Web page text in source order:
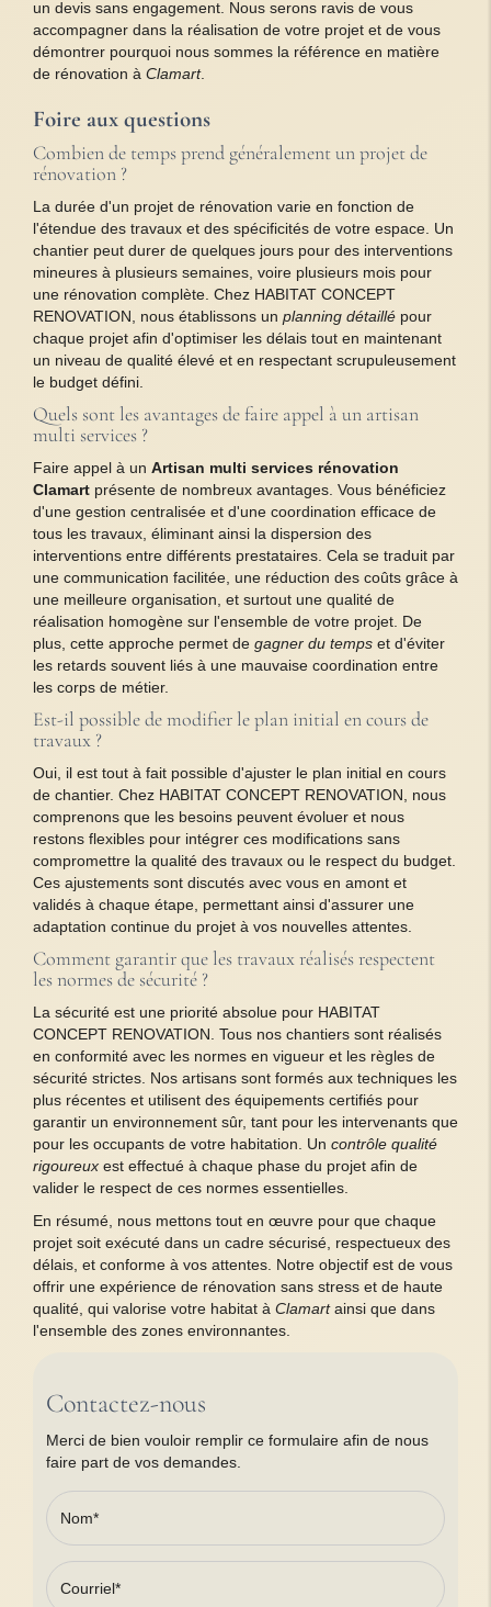
un devis sans engagement. Nous serons ravis de vous
accompagner dans la réalisation de votre projet et de vous
démontrer pourquoi nous sommes la référence en matière
de rénovation à Clamart.
Foire aux questions
Combien de temps prend généralement un projet de
rénovation ?
La durée d'un projet de rénovation varie en fonction de
l'étendue des travaux et des spécificités de votre espace. Un
chantier peut durer de quelques jours pour des interventions
mineures à plusieurs semaines, voire plusieurs mois pour
une rénovation complète. Chez HABITAT CONCEPT
RENOVATION, nous établissons un planning détaillé pour
chaque projet afin d'optimiser les délais tout en maintenant
un niveau de qualité élevé et en respectant scrupuleusement
le budget défini.
Quels sont les avantages de faire appel à un artisan
multi services ?
Faire appel à un Artisan multi services rénovation
Clamart présente de nombreux avantages. Vous bénéficiez
d'une gestion centralisée et d'une coordination efficace de
tous les travaux, éliminant ainsi la dispersion des
interventions entre différents prestataires. Cela se traduit par
une communication facilitée, une réduction des coûts grâce à
une meilleure organisation, et surtout une qualité de
réalisation homogène sur l'ensemble de votre projet. De
plus, cette approche permet de gagner du temps et d'éviter
les retards souvent liés à une mauvaise coordination entre
les corps de métier.
Est-il possible de modifier le plan initial en cours de
travaux ?
Oui, il est tout à fait possible d'ajuster le plan initial en cours
de chantier. Chez HABITAT CONCEPT RENOVATION, nous
comprenons que les besoins peuvent évoluer et nous
restons flexibles pour intégrer ces modifications sans
compromettre la qualité des travaux ou le respect du budget.
Ces ajustements sont discutés avec vous en amont et
validés à chaque étape, permettant ainsi d'assurer une
adaptation continue du projet à vos nouvelles attentes.
Comment garantir que les travaux réalisés respectent
les normes de sécurité ?
La sécurité est une priorité absolue pour HABITAT
CONCEPT RENOVATION. Tous nos chantiers sont réalisés
en conformité avec les normes en vigueur et les règles de
sécurité strictes. Nos artisans sont formés aux techniques les
plus récentes et utilisent des équipements certifiés pour
garantir un environnement sûr, tant pour les intervenants que
pour les occupants de votre habitation. Un contrôle qualité
rigoureux est effectué à chaque phase du projet afin de
valider le respect de ces normes essentielles.
En résumé, nous mettons tout en œuvre pour que chaque
projet soit exécuté dans un cadre sécurisé, respectueux des
délais, et conforme à vos attentes. Notre objectif est de vous
offrir une expérience de rénovation sans stress et de haute
qualité, qui valorise votre habitat à Clamartainsi que dans
l'ensemble des zones environnantes.
Contactez-nous
Merci de bien vouloir remplir ce formulaire afin de nous
faire part de vos demandes.